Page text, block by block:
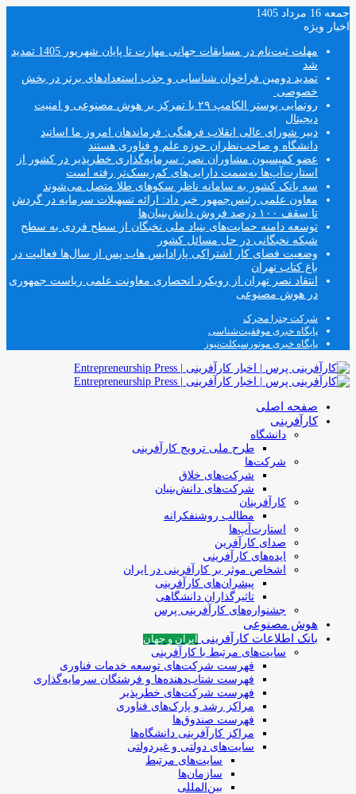
جمعه 16 مرداد 1405
اخبار ویژه
مهلت ثبت‌نام در مسابقات جهانی مهارت تا پایان شهریور 1405 تمدید
شد
تمدید دومین فراخوان شناسایی و جذب استعدادهای برتر در بخش
خصوصی
رونمایی پوستر الکامپ ۲۹ با تمرکز بر هوش مصنوعی و امنیت
دیجیتال
دبیر شورای عالی انقلاب فرهنگی: فرماندهان امروز ما اساتید
دانشگاه و صاحب‌نظران حوزه علم و فناوری هستند
عضو کمیسیون مشاوران نصر: سرمایه‌گذاری خطرپذیر در کشور از
استارت‌آپ‌ها به‌سمت دارایی‌های کم‌ریسک‌تر رفته است
سه بانک کشور به سامانه ناظر سکوهای طلا متصل می‌شوند
معاون علمی رئیس‌جمهور خبر داد: ارائه تسهیلات سرمایه در گردش
تا سقف ۱۰۰ درصد فروش دانش‌بنیان‌ها
توسعه دامنه حمایت‌های بنیاد ملی نخبگان از سطح فردی به سطح
شبکه نخبگانی در حل مسائل کشور
وضعیت فضای کار اشتراکی پارادایس هاب پس از سال‌ها فعالیت در
باغ کتاب تهران
انتقاد نصر تهران از رویکرد انحصاری معاونت علمی ریاست جمهوری
در هوش مصنوعی
شرکت چترا محرک
پایگاه خبری موفقیت‌شناسی
پایگاه خبری موتورسیکلت‌نیوز
صفحه اصلی
کارآفرینی
دانشگاه
طرح ملی ترویج کارآفرینی
شرکت‌ها
شرکت‌های خلاق
شرکت‌های دانش‌بنیان
کارآفرینان
مطالب روشنفکرانه
استارت‌آپ‌ها
صدای کارآفرین
ایده‌های کارآفرینی
اشخاص موثر بر کارآفرینی در ایران
پیشران‌های کارآفرینی
تاثیرگذاران دانشگاهی
جشنواره‌های کارآفرینی‌ پرس
هوش مصنوعی
بانک اطلاعات کارآفرینی
ایران و جهان
سایت‌های مرتبط با کارآفرینی
فهرست شرکت‌های‌‌ توسعه‌ خدمات فناوری
فهرست شتاب‌دهنده‌ها‌ و فرشتگان‌ سرمایه‌گذاری
فهرست شرکت‌های خطرپذیر
مراکز رشد و پارک‌های فناوری
فهرست صندوق‌ها
مراکز کارآفرینی دانشگاه‌ها
سایت‌های دولتی و غیردولتی
سایت‌های مرتبط
سازمان‌ها
بین‌المللی